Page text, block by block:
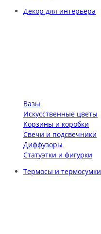
Декор для интерьера
Вазы
Искусственные цветы
Корзины и коробки
Свечи и подсвечники
Диффузоры
Статуэтки и фигурки
Термосы и термосумки